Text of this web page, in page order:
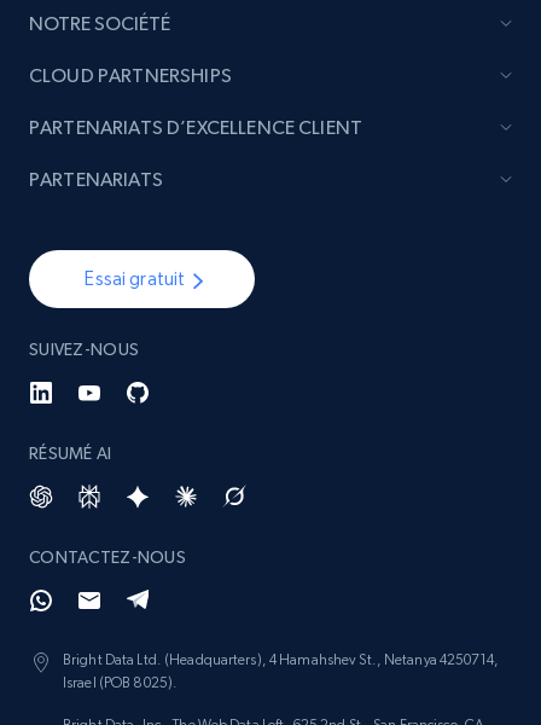
NOTRE SOCIÉTÉ
Essai gratuit
SUIVEZ-NOUS
RÉSUMÉ AI
CONTACTEZ-NOUS
Bright Data Ltd. (Headquarters), 4 Hamahshev St., Netanya 4250714,
Israel (POB 8025).
CLOUD PARTNERSHIPS
PARTENARIATS D’EXCELLENCE CLIENT
PARTENARIATS